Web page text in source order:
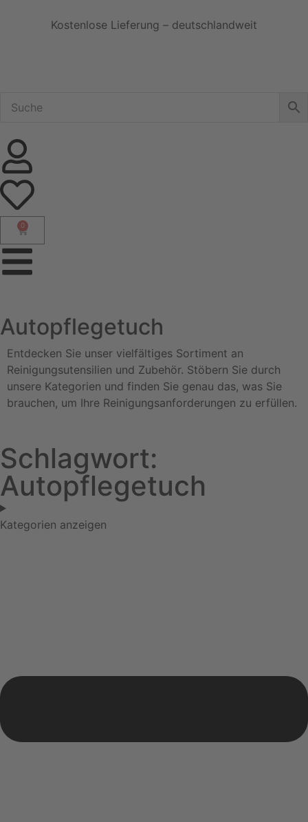
Kostenlose Lieferung – deutschlandweit
0
Autopflegetuch
Entdecken Sie unser vielfältiges Sortiment an
Reinigungsutensilien und Zubehör. Stöbern Sie durch
unsere Kategorien und finden Sie genau das, was Sie
brauchen, um Ihre Reinigungsanforderungen zu erfüllen.
Schlagwort:
Autopflegetuch
Kategorien anzeigen